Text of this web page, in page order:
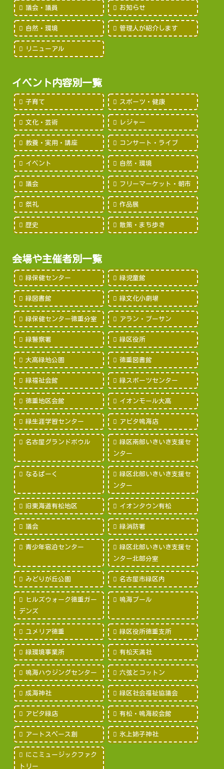
議会・議員 お知らせ
自然・環境 管理人が紹介します
リニューアル
イベント内容別一覧
子育て スポーツ・健康
文化・芸術 レジャー
教養・実用・講座 コンサート・ライブ
イベント 自然・環境
議会 フリーマーケット・朝市
祭礼 作品展
歴史 散策・まち歩き
会場や主催者別一覧
緑保健センター 緑児童館
緑図書館 緑文化小劇場
緑保健センター徳重分室 アラン・プーサン
緑警察署 緑区役所
大高緑地公園 徳重図書館
緑福祉会館 緑スポーツセンター
徳重地区会館 イオンモール大高
緑生涯学習センター アピタ鳴海店
名古屋グランドボウル
緑区南部いきいき支援セ
ンター
なるぱーく
緑区北部いきいき支援セ
ンター
旧東海道有松地区 イオンタウン有松
議会 緑消防署
青少年宿泊センター
緑区北部いきいき支援セ
ンター北部分室
みどりが丘公園 名古屋市緑区内
ヒルズウォーク徳重ガー
デンズ
鳴海プール
ユメリア徳重 緑区役所徳重支所
緑環境事業所 有松天満社
鳴海ハウジングセンター 六弦とコットン
成海神社 緑区社会福祉協議会
アピタ緑店 有松・鳴海絞会館
アートスペース創 氷上姉子神社
にこミュージックファク
トリー